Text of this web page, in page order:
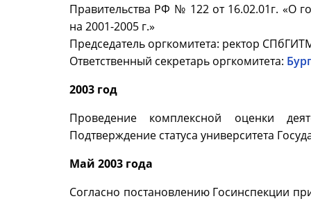
Правительства РФ № 122 от 16.02.01г. «О
на 2001-2005 г.»
Председатель оргкомитета: ректор
Ответственный секретарь оргкомитета:
2003 год
Проведение комплексной оценки
Подтверждение статуса университета
Май 2003 года
Согласно постановлению Госинспекции